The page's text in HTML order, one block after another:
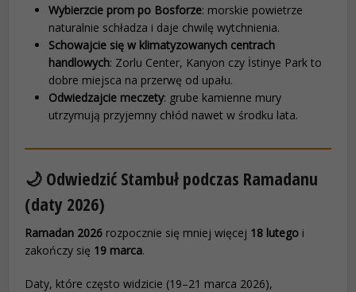
Wybierzcie prom po Bosforze: morskie powietrze
naturalnie schładza i daje chwilę wytchnienia.
Schowajcie się w klimatyzowanych centrach
handlowych: Zorlu Center, Kanyon czy İstinye Park to
dobre miejsca na przerwę od upału.
Odwiedzajcie meczety: grube kamienne mury
utrzymują przyjemny chłód nawet w środku lata.
🌙 Odwiedzić Stambuł podczas Ramadanu
(daty 2026)
Ramadan 2026 rozpocznie się mniej więcej 18 lutego i
zakończy się 19 marca.
Daty, które często widzicie (19–21 marca 2026),